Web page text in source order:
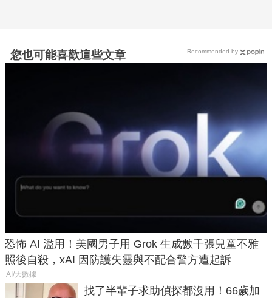
您也可能喜歡這些文章
恐怖 AI 濫用！美國男子用 Grok 生成數千張兒童不雅
照後自殺，xAI 因防護失靈與不配合警方遭起訴
AI/大數據
找了半輩子求助偵探都沒用！66歲加
Recommended by